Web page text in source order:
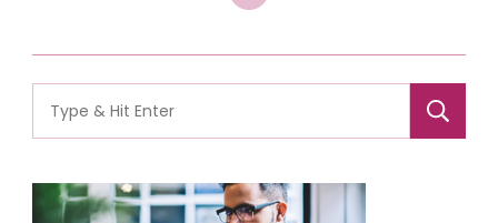
Search
for: